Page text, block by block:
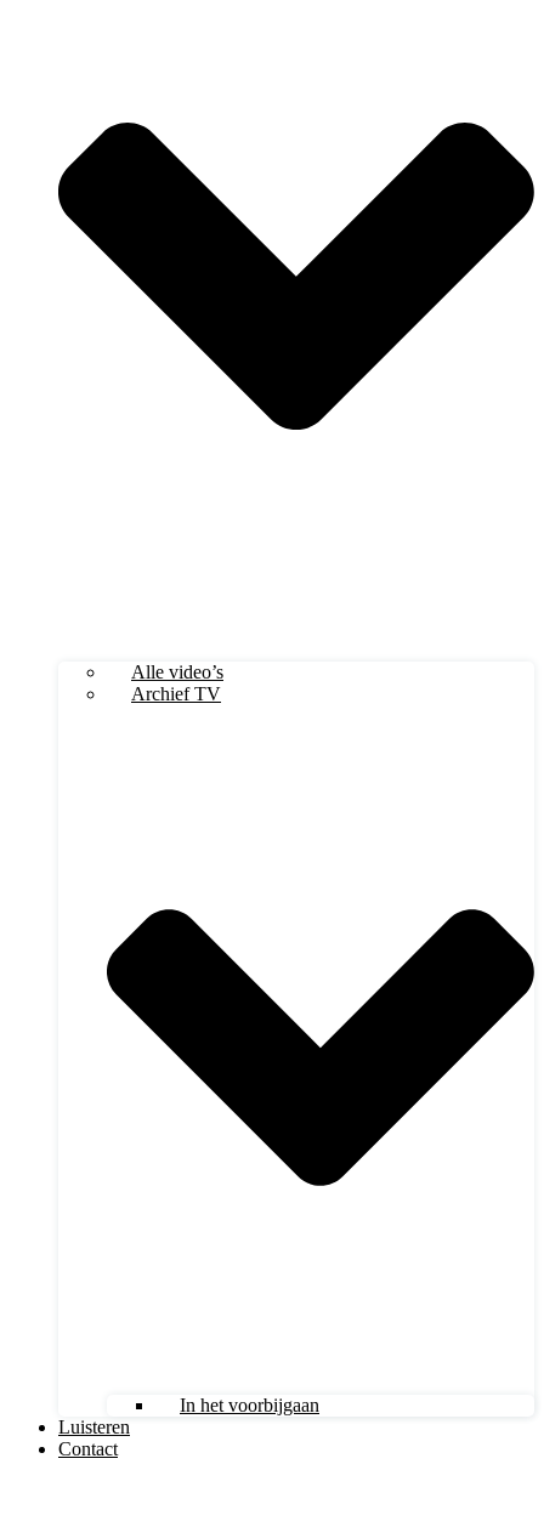
Alle video’s
Archief TV
In het voorbijgaan
Luisteren
Contact